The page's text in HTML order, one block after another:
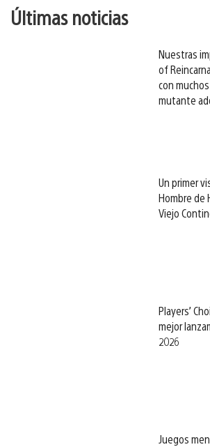
Últimas noticias
Nuestras
of
con
mutante
Un primer
Hombre de
Viejo
Players’
mejor
2026
Juegos